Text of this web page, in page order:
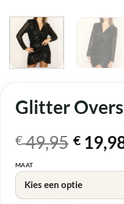
Glitter
€49,95
prijs
was:
€ 49,95.
€
Huidige
prijs
is:
€ 19,98.
MAAT